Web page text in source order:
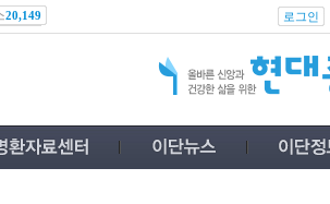
20,149 로그인